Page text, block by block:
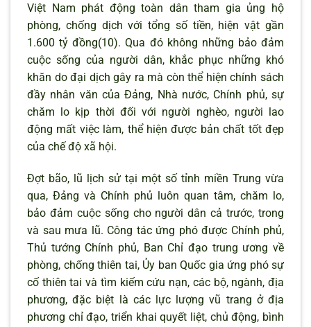
Việt Nam phát động toàn dân tham gia ủng hộ
phòng, chống dịch với tổng số tiền, hiện vật gần
1.600 tỷ đồng(10). Qua đó không những bảo đảm
cuộc sống của người dân, khắc phục những khó
khăn do đại dịch gây ra mà còn thể hiện chính sách
đầy nhân văn của Đảng, Nhà nước, Chính phủ, sự
chăm lo kịp thời đối với người nghèo, người lao
động mất việc làm, thể hiện được bản chất tốt đẹp
của chế độ xã hội.
Đợt bão, lũ lịch sử tại một số tỉnh miền Trung vừa
qua, Đảng và Chính phủ luôn quan tâm, chăm lo,
bảo đảm cuộc sống cho người dân cả trước, trong
và sau mưa lũ. Công tác ứng phó được Chính phủ,
Thủ tướng Chính phủ, Ban Chỉ đạo trung ương về
phòng, chống thiên tai, Ủy ban Quốc gia ứng phó sự
cố thiên tai và tìm kiếm cứu nạn, các bộ, ngành, địa
phương, đặc biệt là các lực lượng vũ trang ở địa
phương chỉ đạo, triển khai quyết liệt, chủ động, bình